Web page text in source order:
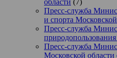
области (7)
Пресс-служба
и спорта
Пресс-служба
Пресс-служба
Московской области